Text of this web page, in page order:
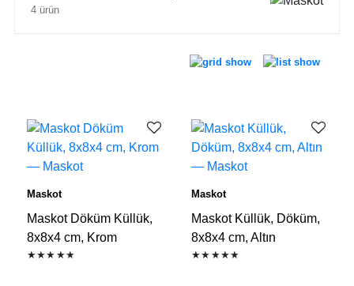
4 ürün
Maskot
Maskot Döküm Küllük,
8x8x4 cm, Krom
★★★★★
Maskot
Maskot Küllük, Döküm,
8x8x4 cm, Altın
★★★★★